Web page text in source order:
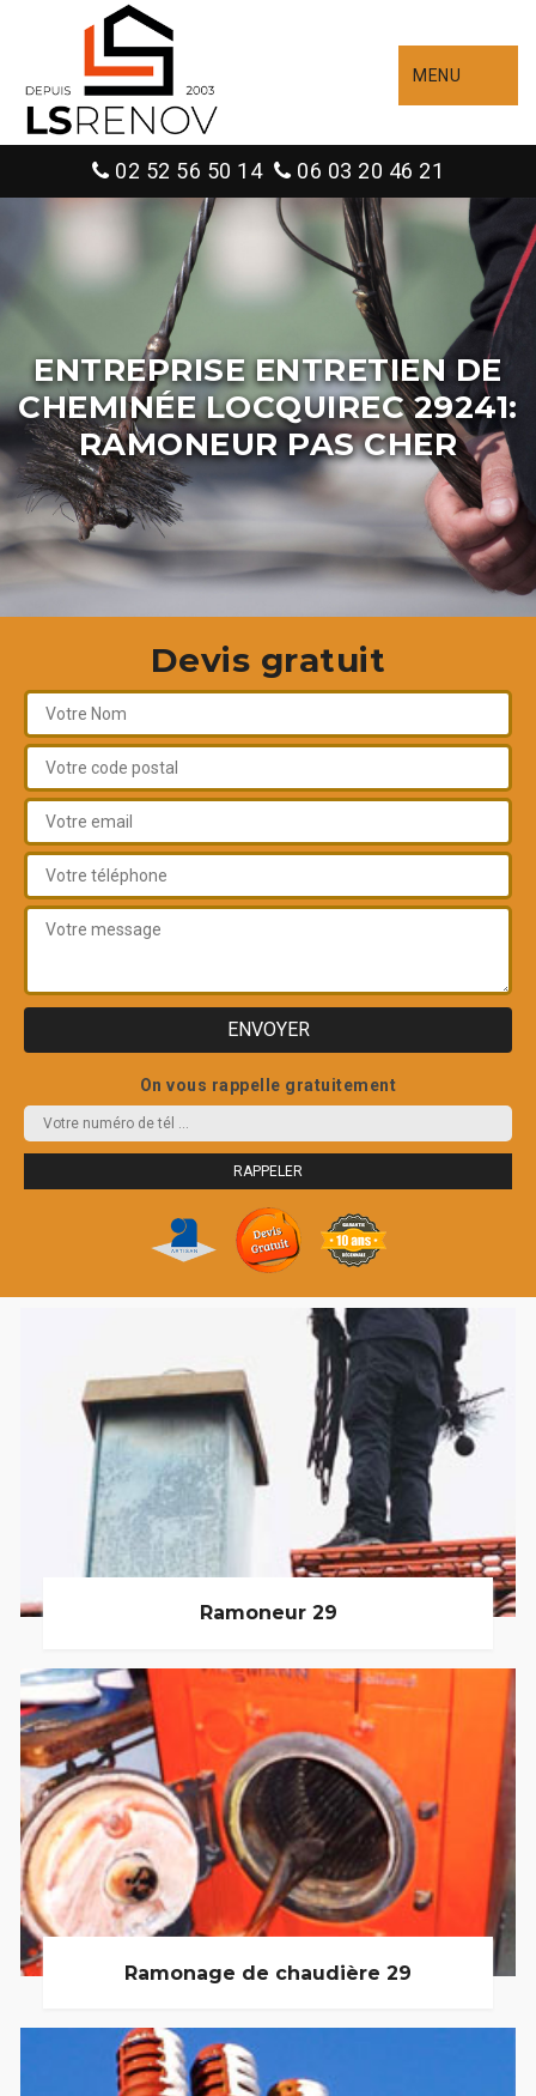
MENU
02 52 56 50 14 06 03 20 46 21
ENTREPRISE ENTRETIEN DE
CHEMINÉE LOCQUIREC 29241:
RAMONEUR PAS CHER
Devis gratuit
On vous rappelle gratuitement
Ramoneur 29
Ramonage de chaudière 29